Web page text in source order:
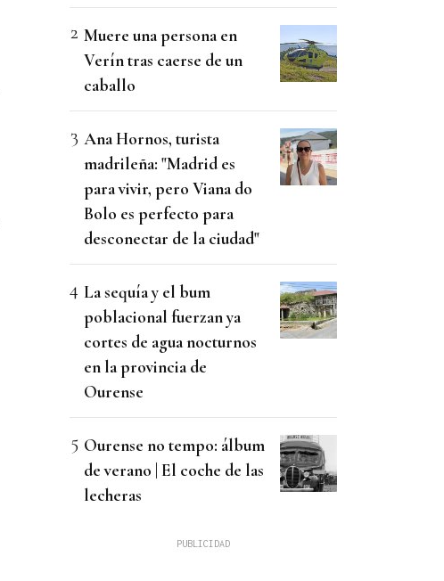
Muere una persona en
Verín tras caerse de un
caballo
Ana Hornos, turista
madrileña: "Madrid es
para vivir, pero Viana do
Bolo es perfecto para
desconectar de la ciudad"
La sequía y el bum
poblacional fuerzan ya
cortes de agua nocturnos
en la provincia de
Ourense
Ourense no tempo: álbum
de verano | El coche de las
lecheras